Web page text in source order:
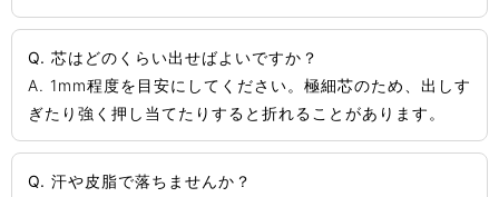
Q. 芯はどのくらい出せばよいですか？
A. 1mm程度を目安にしてください。極細芯のため、出しす
ぎたり強く押し当てたりすると折れることがあります。
Q. 汗や皮脂で落ちませんか？